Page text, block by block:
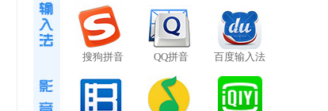
搜狗拼音 QQ拼音 百度输入法